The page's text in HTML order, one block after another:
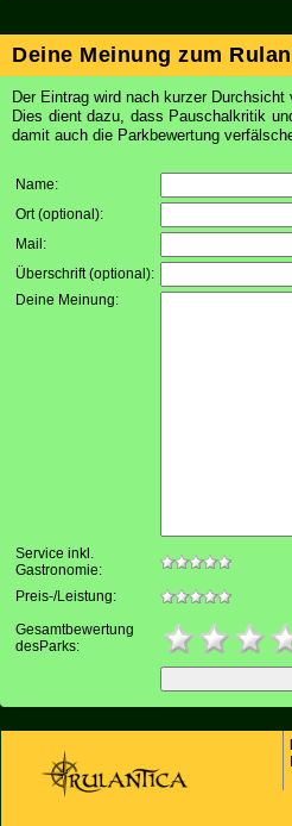
Deine Meinung zum
Der Eintrag wird nach kurzer
Dies dient dazu, dass Pauschalkritik
damit auch die Parkbewertung
Name:
Ort (optional):
Mail:
Überschrift (optional):
Deine Meinung:
Service inkl.
Gastronomie:
Preis-/Leistung:
Gesamtbewertung
desParks: